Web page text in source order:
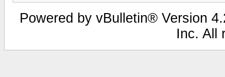
Powered by vBulletin® Version
Inc. All